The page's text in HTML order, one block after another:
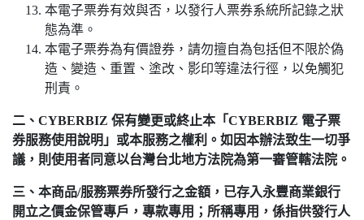
本電子票券有效與否，以發行人票券系統所記錄之狀
態為準。
本電子票券為有價證券，請勿擅自為包括但不限於偽
造、變造、重置、塗改、影印等違法行徑，以免觸犯
刑責。
二、CYBERBIZ 保有變更或終止本「CYBERBIZ 電子票
券服務使用說明」或本服務之權利。如因本辦法致生一切爭
議，則使用者同意以台灣台北地方法院為第一審管轄法院。
三、本商品/服務票券所發行之金額，已存入永豐商業銀行
開立之價金保管專戶，專款專用；所稱專用，係指供發行人